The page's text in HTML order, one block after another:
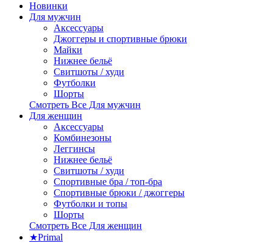
Новинки
Для мужчин
Аксессуары
Джоггеры и спортивные брюки
Майки
Нижнее бельё
Свитшоты / худи
Футболки
Шорты
Смотреть Все Для мужчин
Для женщин
Аксессуары
Комбинезоны
Леггинсы
Нижнее бельё
Свитшоты / худи
Спортивные бра / топ-бра
Спортивные брюки / джоггеры
Футболки и топы
Шорты
Смотреть Все Для женщин
★Primal